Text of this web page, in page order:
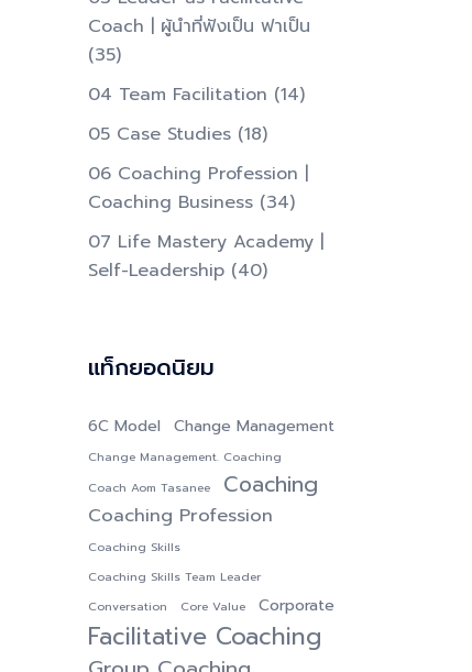
Coach | ผู้นำที่ฟังเป็น ฟาเป็น​
(35)
04 Team Facilitation (14)
05 Case Studies(18)
06 Coaching Profession |
Coaching Business(34)
07 Life Mastery Academy |
Self-Leadership(40)
แท็กยอดนิยม
6C Model Change Management
Change Management. Coaching
Coach Aom Tasanee
Coaching
Coaching Profession
Coaching Skills
Coaching Skills Team Leader
Conversation
Core Value Corporate
Facilitative Coaching